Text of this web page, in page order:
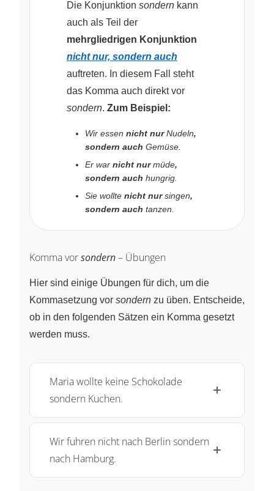
Die Konjunktion sondern kann
auch als Teil der
mehrgliedrigen Konjunktion
nicht nur, sondern auch
auftreten. In diesem Fall steht
das Komma auch direkt vor
sondern. Zum Beispiel:
Wir essen nicht nurNudeln,
sondern auch Gemüse.
Er war nicht nurmüde,
sondern auch hungrig.
Sie wollte nicht nursingen,
sondern auch tanzen.
Komma vorsondern– Übungen
Hier sind einige Übungen für dich, um die
Kommasetzung vor sondern zu üben. Entscheide,
ob in den folgenden Sätzen ein Komma gesetzt
werden muss.
Maria wollte keine Schokolade
sondern Kuchen.
Wir fuhren nicht nach Berlin sondern
nach Hamburg.